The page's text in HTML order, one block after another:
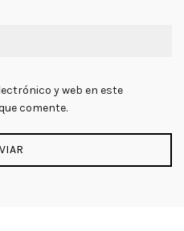
y web en este
comente.